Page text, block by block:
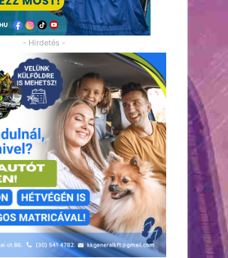
- Hirdetés -